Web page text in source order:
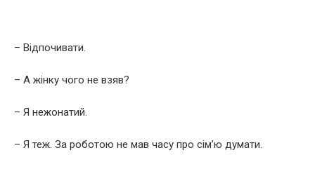
– Відпочивати.
– А жінку чого не взяв?
– Я нежонатий.
– Я теж. За роботою не мав часу про сім’ю думати.